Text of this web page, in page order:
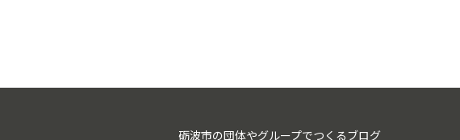
砺波市の団体やグループでつくるブログ